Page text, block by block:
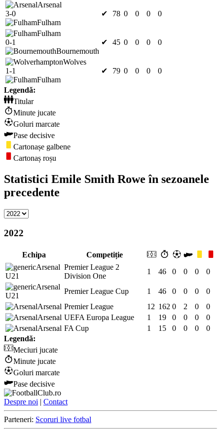
Arsenal
3-0
Fulham
✔ 78 0 0 0 0
Fulham
0-1
Bournemouth
✔ 45 0 0 0 0
Wolves
1-1
Fulham
✔ 79 0 0 0 0
Legendă:
Titular
Minute jucate
Goluri marcate
Pase decisive
Cartonașe galbene
Cartonaș roșu
Statistici Emile Smith Rowe în sezoanele
precedente
2022
Echipa
Competiție
Arsenal
U21
Premier League 2
Division One
1 46 0 0 0
0
Arsenal
U21
Premier League Cup 1 46 0 0 0
0
Arsenal Premier League 12 162 0 2 0
0
Arsenal UEFA Europa League 1 19 0 0 0
0
Arsenal FA Cup 1 15 0 0 0
0
Legendă:
Meciuri jucate
Minute jucate
Goluri marcate
Pase decisive
Despre noi | Contact
Parteneri: Scoruri live fotbal